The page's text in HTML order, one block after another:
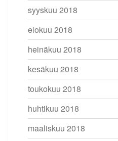
syyskuu 2018
elokuu 2018
heinäkuu 2018
kesäkuu 2018
toukokuu 2018
huhtikuu 2018
maaliskuu 2018